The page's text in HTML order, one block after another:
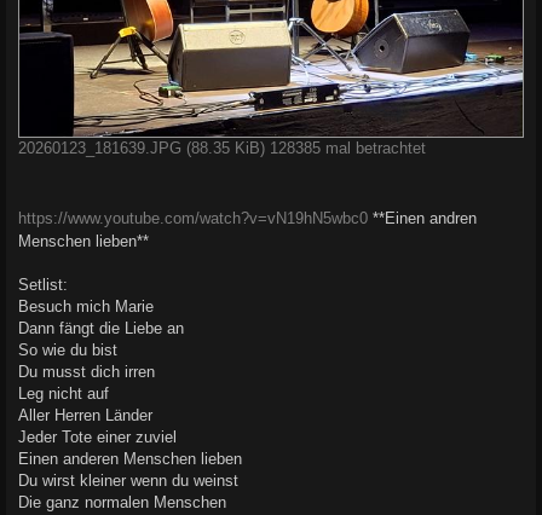
20260123_181639.JPG (88.35 KiB) 128385 mal betrachtet
https://www.youtube.com/watch?v=vN19hN5wbc0 **Einen andren
Menschen lieben**
Setlist:
Besuch mich Marie
Dann fängt die Liebe an
So wie du bist
Du musst dich irren
Leg nicht auf
Aller Herren Länder
Jeder Tote einer zuviel
Einen anderen Menschen lieben
Du wirst kleiner wenn du weinst
Die ganz normalen Menschen